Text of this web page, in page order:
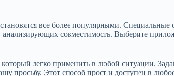
все более популярными. Специальные
анализирующих совместимость. Выберите
легко применить в любой ситуации.
просьбу. Этот способ прост и доступен в